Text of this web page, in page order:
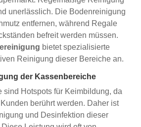
unerlässlich. Die Bodenreinigung
entfernen, während Regale
befreit werden müssen.
bietet spezialisierte
Reinigung dieser Bereiche an.
der Kassenbereiche
sind Hotspots für Keimbildung, da
berührt werden. Daher ist
und Desinfektion dieser